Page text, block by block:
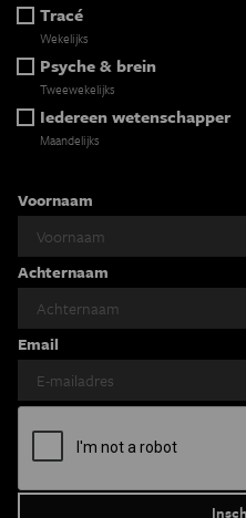
Tracé
Wekelijks
Psyche & brein
Tweewekelijks
Iedereen wetenschapper
Maandelijks
Voornaam
Achternaam
Email